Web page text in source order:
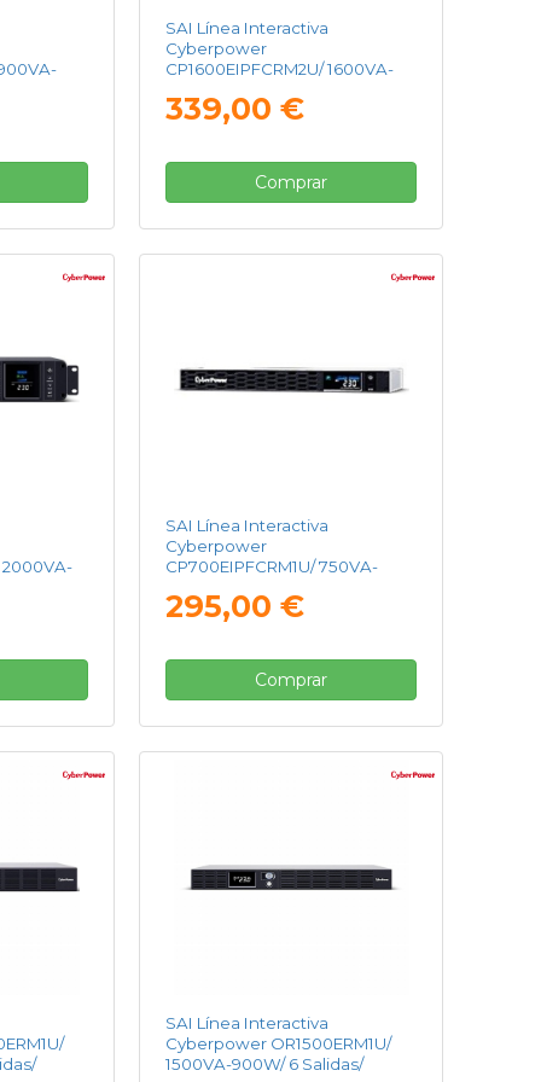
SAI Línea Interactiva
Cyberpower
CP1600EIPFCRM2U/ 1600VA-
Rack
339,00 €
Comprar
2000VA-
SAI Línea Interactiva
Cyberpower
CP700EIPFCRM1U/ 750VA-
295,00 €
Comprar
SAI Línea Interactiva
Cyberpower OR1500ERM1U/
1500VA-900W/ 6 Salidas/